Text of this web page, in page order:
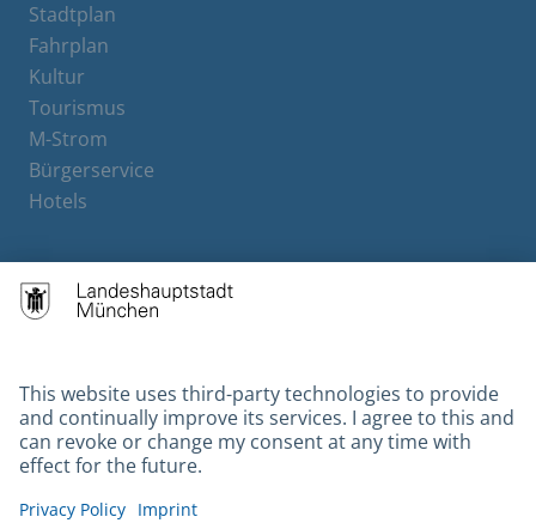
Stadtplan
Fahrplan
Kultur
Tourismus
M-Strom
Bürgerservice
Hotels
Contact
Gebärdensprache
Datenschutz
Kontakt